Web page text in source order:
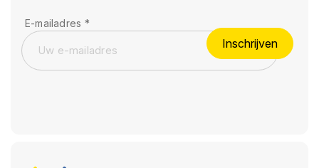
E-mailadres *
Inschrijven